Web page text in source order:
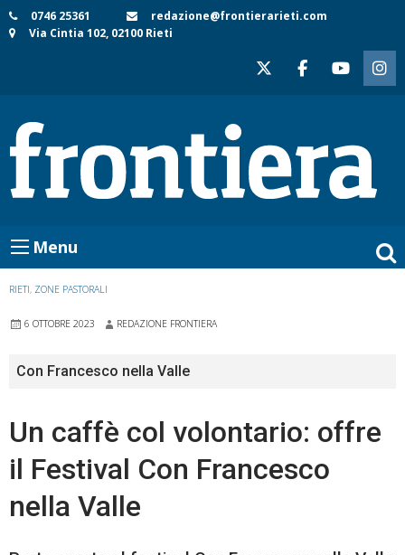
Skip
to
0746 25361
redazione@frontierarieti.com
Via Cintia 102, 02100 Rieti
Menu
RIETI, ZONE PASTORALI
6 OTTOBRE 2023 REDAZIONE FRONTIERA
Con Francesco nella Valle
Un caffè col volontario: offre
il Festival Con Francesco
nella Valle